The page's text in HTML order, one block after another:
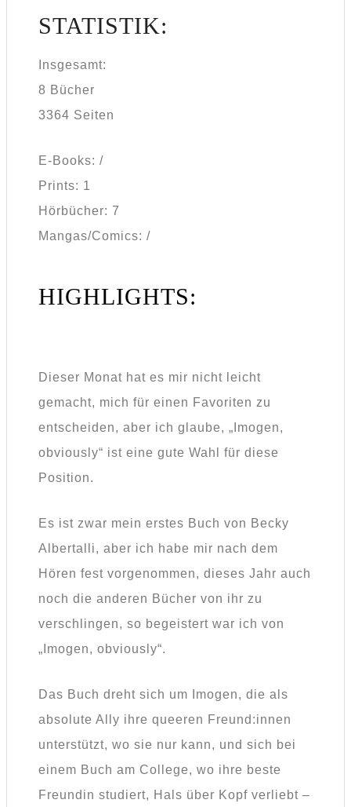
STATISTIK:
Insgesamt:
8 Bücher
3364 Seiten
E-Books: /
Prints: 1
Hörbücher: 7
Mangas/Comics: /
HIGHLIGHTS:
Dieser Monat hat es mir nicht leicht
gemacht, mich für einen Favoriten zu
entscheiden, aber ich glaube, „Imogen,
obviously“ ist eine gute Wahl für diese
Position.
Es ist zwar mein erstes Buch von Becky
Albertalli, aber ich habe mir nach dem
Hören fest vorgenommen, dieses Jahr auch
noch die anderen Bücher von ihr zu
verschlingen, so begeistert war ich von
„Imogen, obviously“.
Das Buch dreht sich um Imogen, die als
absolute Ally ihre queeren Freund:innen
unterstützt, wo sie nur kann, und sich bei
einem Buch am College, wo ihre beste
Freundin studiert, Hals über Kopf verliebt –